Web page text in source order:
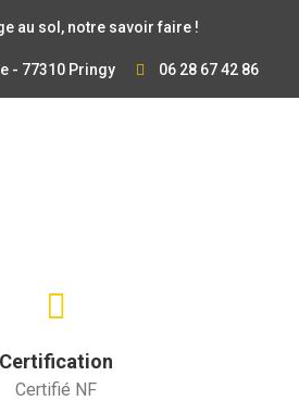
au sol, notre savoir faire !
- 77310 Pringy 06 28 67 42 86
Certification
Certifié NF